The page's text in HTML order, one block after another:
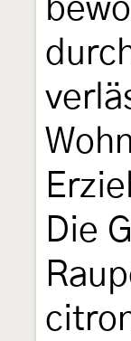
Die